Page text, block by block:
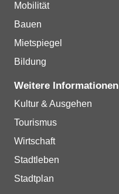
Mobilität
Bauen
Mietspiegel
Bildung
Weitere Informationen
Kultur & Ausgehen
Tourismus
Wirtschaft
Stadtleben
Stadtplan